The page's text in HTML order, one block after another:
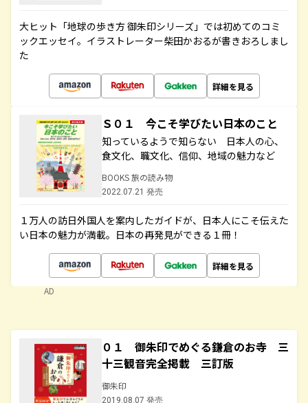
大ヒット「地球の歩き方 御朱印シリーズ」では初めてのコミ
ックエッセイ。イラストレーター柴田かおるが書きおろしまし
た
詳細を見る
Ｓ０１ 今こそ学びたい日本のこと
知っているようで知らない 日本人の心、
食文化、職文化、信仰、地域の魅力など
BOOKS 旅の読み物
2022.07.21 発売
１万人の訪日外国人を案内したガイドが、日本人にこそ伝えた
い日本の魅力が満載。日本の再発見ができる１冊！
詳細を見る
AD
０１ 御朱印でめぐる鎌倉のお寺 三
十三観音完全掲載 三訂版
御朱印
2019.08.07 発売